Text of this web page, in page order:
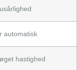
automatisk
hastighed